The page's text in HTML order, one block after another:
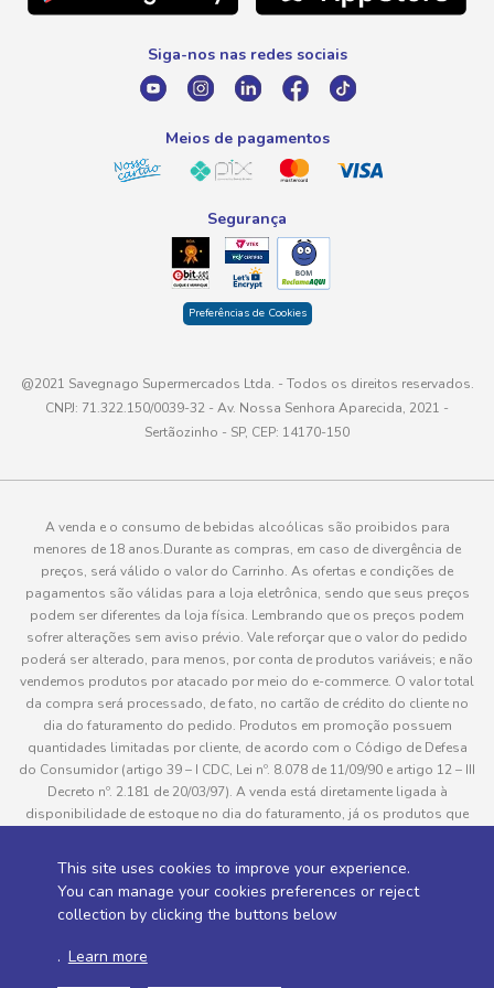
This site uses cookies to improve your experience.
You can manage your cookies preferences or reject
collection by clicking the buttons below
. Learn more
0800 016 6680
atendimento@savegnago.com.br
Siga-nos nas redes sociais
Meios de pagamentos
Segurança
Preferências de Cookies
@2021 Savegnago Supermercados Ltda. - Todos os direitos reservados.
CNPJ: 71.322.150/0039-32 - Av. Nossa Senhora Aparecida, 2021 -
Sertãozinho - SP, CEP: 14170-150
A venda e o consumo de bebidas alcoólicas são proibidos para
menores de 18 anos.Durante as compras, em caso de divergência de
preços, será válido o valor do Carrinho. As ofertas e condições de
pagamentos são válidas para a loja eletrônica, sendo que seus preços
podem ser diferentes da loja física. Lembrando que os preços podem
sofrer alterações sem aviso prévio. Vale reforçar que o valor do pedido
poderá ser alterado, para menos, por conta de produtos variáveis; e não
vendemos produtos por atacado por meio do e-commerce. O valor total
da compra será processado, de fato, no cartão de crédito do cliente no
dia do faturamento do pedido. Produtos em promoção possuem
quantidades limitadas por cliente, de acordo com o Código de Defesa
do Consumidor (artigo 39 – I CDC, Lei nº. 8.078 de 11/09/90 e artigo 12 – III
Decreto nº. 2.181 de 20/03/97). A venda está diretamente ligada à
disponibilidade de estoque no dia do faturamento, já os produtos que
pedido do cliente, este não será entregue e o valor do item não será
cobrado. As fotos dos produtos no site são ilustrativas, podendo haver
divergência com o produto real e todos os pedidos estão sujeitos à
consultadas em “Política de Entregas”